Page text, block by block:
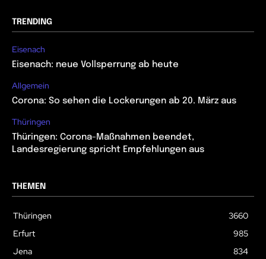
TRENDING
Eisenach
Eisenach: neue Vollsperrung ab heute
Allgemein
Corona: So sehen die Lockerungen ab 20. März aus
Thüringen
Thüringen: Corona-Maßnahmen beendet,
Landesregierung spricht Empfehlungen aus
THEMEN
Thüringen
3660
Erfurt
985
Jena
834